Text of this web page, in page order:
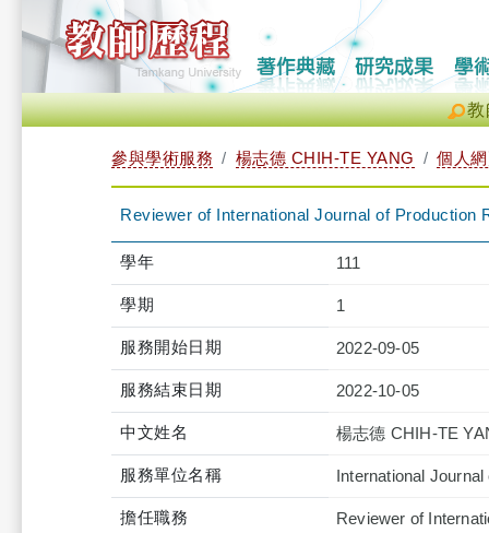
教
參與學術服務 楊志德 CHIH-TE YANG 個人
Reviewer of International Journal of
學年 111
學期 1
服務開始日期 2022-09-05
服務結束日期 2022-10-05
中文姓名 楊志德 CHIH-TE
服務單位名稱 International
擔任職務
Reviewer of